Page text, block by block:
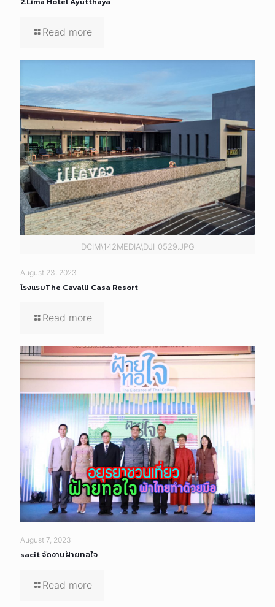
Read more
DCIM\142MEDIA\DJI_0529.JPG
August 23, 2023
โรงแรมThe Cavalli Casa Resort
Read more
August 7, 2023
sacit จัดงานฝ้ายทอใจ
Read more